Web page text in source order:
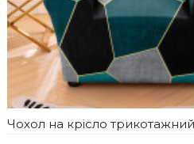
Чохол на крісло